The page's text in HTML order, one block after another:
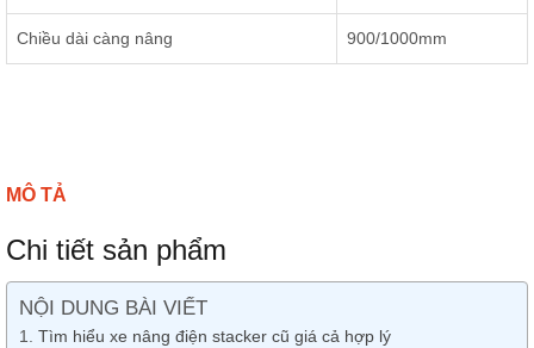
Chiều dài càng nâng 900/1000mm
MÔ TẢ
Chi tiết sản phẩm
NỘI DUNG BÀI VIẾT
Tìm hiểu xe nâng điện stacker cũ giá cả hợp lý